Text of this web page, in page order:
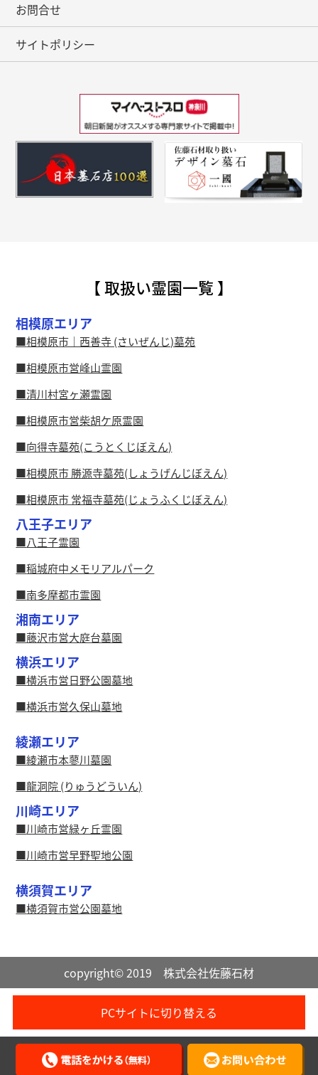
お問合せ
サイトポリシー
【 取扱い霊園一覧 】
相模原エリア
相模原市｜西善寺 (さいぜんじ)墓苑
相模原市営峰山霊園
清川村宮ヶ瀬霊園
相模原市営柴胡ケ原霊園
向得寺墓苑(こうとくじぼえん)
相模原市 勝源寺墓苑(しょうげんじぼえん)
相模原市 常福寺墓苑(じょうふくじぼえん)
八王子エリア
八王子霊園
稲城府中メモリアルパーク
南多摩都市霊園
湘南エリア
藤沢市営大庭台墓園
横浜エリア
横浜市営日野公園墓地
横浜市営久保山墓地
綾瀬エリア
綾瀬市本蓼川墓園
龍洞院 (りゅうどういん)
川崎エリア
川崎市営緑ヶ丘霊園
川崎市営早野聖地公園
横須賀エリア
横須賀市営公園墓地
copyright© 2019 株式会社佐藤石材
PCサイトに切り替える